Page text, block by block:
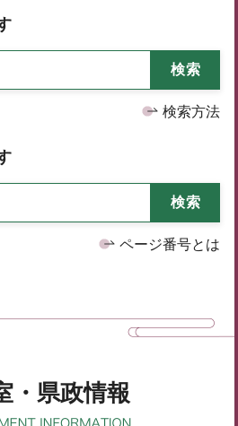
検索方法
ページ番号とは
・県政情報